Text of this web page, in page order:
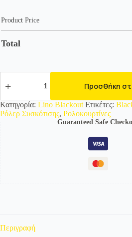
Product Price
Total
Ρολοκουρτίνες
Roller
Blinds-
Σειρά
Προσθήκη
Κατηγορία: Lino Blackout Ετικέτες:
Ρόλερ Συσκότισης, Ρολοκουρτίνες
Guaranteed Safe
Περιγραφή